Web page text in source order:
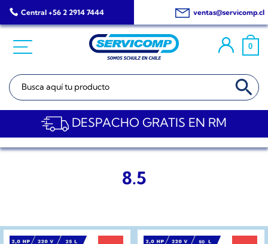
Saltar
al
Central +56 2 2914 7444 ventas@servicomp.cl
0
Buscar: BOTÓN DE
DESPACHO GRATIS EN RM
8.5